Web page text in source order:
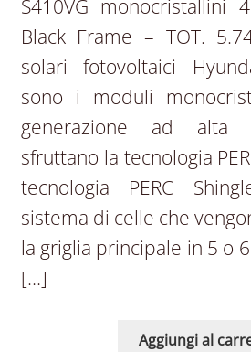
S410VG monocristallini
Black Frame – TOT.
solari fotovoltaici
sono i moduli
generazione ad alta
sfruttano la tecnologia
tecnologia PERC
sistema di celle che
la griglia principale in 5 o
[…]
Aggiungi al